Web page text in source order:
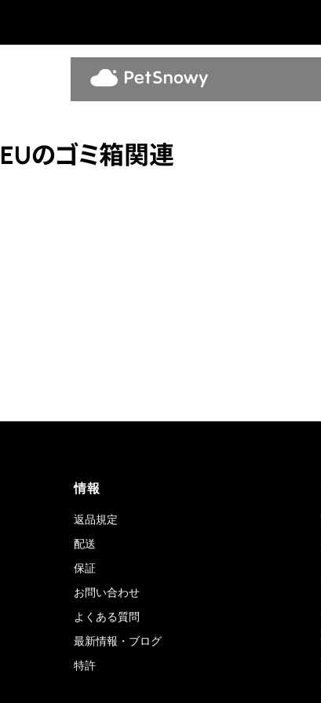
EUのゴミ箱関連
情報
返品規定
配送
保証
お問い合わせ
よくある質問
最新情報・ブログ
特許